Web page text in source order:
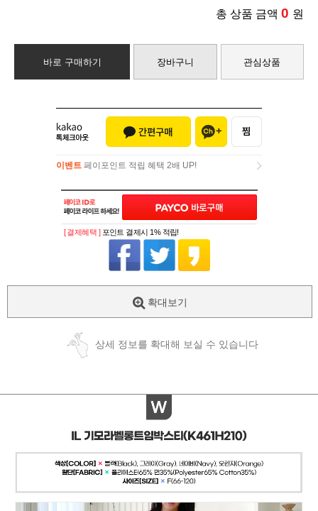
총 상품 금액 0 원
바로 구매하기 장바구니 관심상품
이벤트 페이포인트 적립 혜택 2배 UP!
[ 결제혜택 ] 포인트 결제시 1% 적립!
확대보기
상세 정보를 확대해 보실 수 있습니다